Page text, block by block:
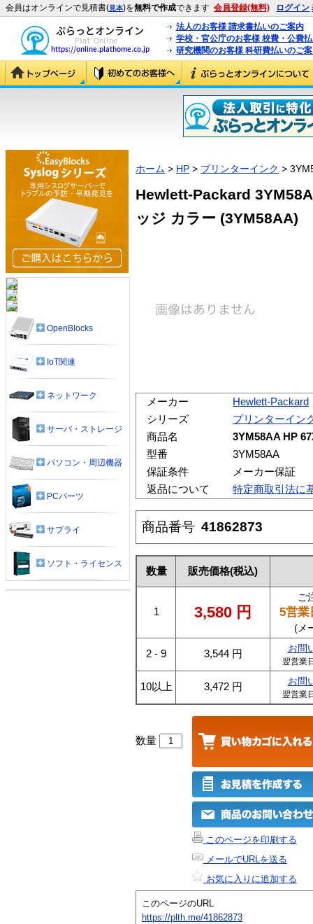
会員はオンラインで見積書(見本)を無料で作成できます 会員登録(無料) ログイン
法人のお客様 請求書払いのご案内
学校・官公庁のお客様 校費・公費
研究機関のお客様 科研費払いのご
ホーム > HP > プリンターインク >
Hewlett-Packard
ッジ カラー (3YM58AA)
メーカー
Hewlett-Packard
シリーズ
プリンターイン
商品名
3YM58AA HP
型番
3YM58AA
保証条件
メーカー保証
返品について
特定商取引法に
商品番号 41862873
数量 販売価格(税込)
1 3,580 円
ご
5営業
(メ
2 - 9 3,544 円 お問
翌営業
10以上 3,472 円 お問
翌営業
数量
このページを印刷する
メールでURLを送る
お気に入りに追加する
このページのURL
https://plth.me/41862873
OpenBlocks
IoT関連
ネットワーク
サーバ・ストレージ
パソコン・周辺機器
PCパーツ
サプライ
ソフト・ライセンス